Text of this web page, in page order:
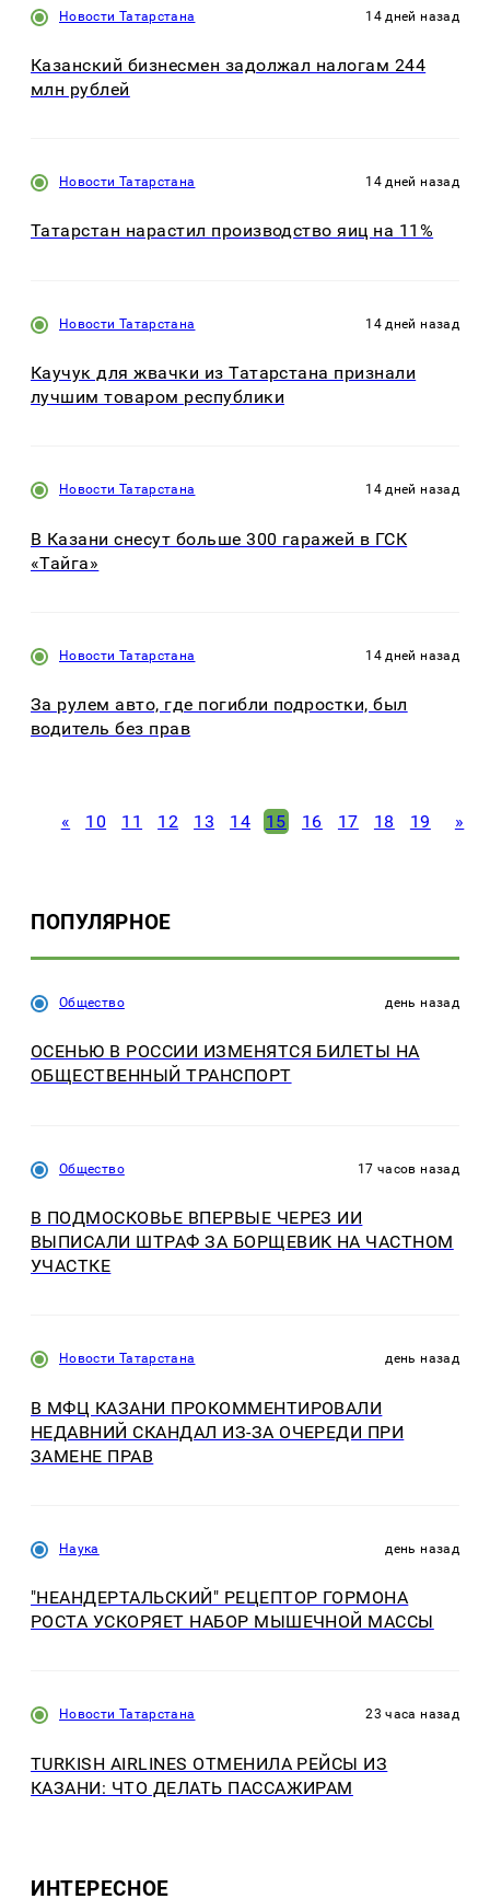
Новости Татарстана 14 дней назад
Казанский бизнесмен задолжал налогам 244
млн рублей
Новости Татарстана 14 дней назад
Татарстан нарастил производство яиц на 11%
Новости Татарстана 14 дней назад
Каучук для жвачки из Татарстана признали
лучшим товаром республики
Новости Татарстана 14 дней назад
В Казани снесут больше 300 гаражей в ГСК
«Тайга»
Новости Татарстана 14 дней назад
За рулем авто, где погибли подростки, был
водитель без прав
« 10 11 12 13 14 15 16 17 18 19 »
ПОПУЛЯРНОЕ
Общество день назад
ОСЕНЬЮ В РОССИИ ИЗМЕНЯТСЯ БИЛЕТЫ НА
ОБЩЕСТВЕННЫЙ ТРАНСПОРТ
Общество 17 часов назад
В ПОДМОСКОВЬЕ ВПЕРВЫЕ ЧЕРЕЗ ИИ
ВЫПИСАЛИ ШТРАФ ЗА БОРЩЕВИК НА ЧАСТНОМ
УЧАСТКЕ
Новости Татарстана день назад
В МФЦ КАЗАНИ ПРОКОММЕНТИРОВАЛИ
НЕДАВНИЙ СКАНДАЛ ИЗ-ЗА ОЧЕРЕДИ ПРИ
ЗАМЕНЕ ПРАВ
Наука день назад
"НЕАНДЕРТАЛЬСКИЙ" РЕЦЕПТОР ГОРМОНА
РОСТА УСКОРЯЕТ НАБОР МЫШЕЧНОЙ МАССЫ
Новости Татарстана 23 часа назад
TURKISH AIRLINES ОТМЕНИЛА РЕЙСЫ ИЗ
КАЗАНИ: ЧТО ДЕЛАТЬ ПАССАЖИРАМ
ИНТЕРЕСНОЕ